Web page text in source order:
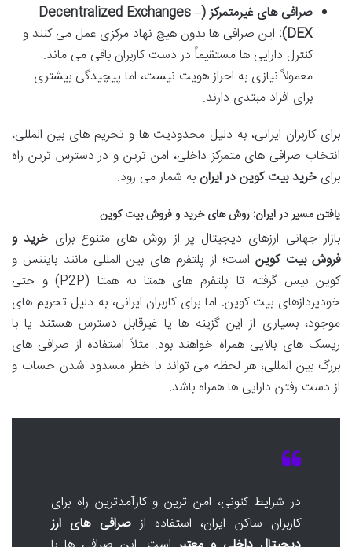
صرافی های غیرمتمرکز (Decentralized Exchanges –
DEX):
این صرافی ها بدون هیچ نهاد مرکزی عمل می کنند و
کنترل دارایی ها مستقیماً در دست کاربران باقی می ماند.
معمولاً نیازی به احراز هویت نیست، اما پیچیدگی بیشتری
برای افراد مبتدی دارند.
برای کاربران ایرانی، به دلیل محدودیت ها و تحریم های بین المللی،
انتخاب صرافی های متمرکز داخلی، امن ترین و در دسترس ترین راه
برای خرید بیت کوین در ایران به شمار می رود.
یافتن مسیر در ایران: روش های خرید و فروش بیت کوین
بازار جهانی ارزهای دیجیتال پر از روش های متنوع برای خرید و
فروش بیت کویناست؛ از پلتفرم های بین المللی مانند بایننس و
کوین بیس گرفته تا پلتفرم های همتا به همتا (P2P) و حتی
خودپردازهای بیت کوین. اما برای کاربران ایرانی، به دلیل تحریم های
موجود، بسیاری از این گزینه ها یا غیرقابل دسترس هستند یا با
ریسک های بالایی همراه خواهند بود. مثلاً استفاده از صرافی های
بزرگ بین المللی، هر لحظه می تواند با خطر مسدود شدن حساب و
از دست رفتن دارایی ها همراه باشد.
در شرایط کنونی، امن ترین و کارآمدترین راه برای
کاربران ساکن ایران، استفاده ازصرافی های ارز